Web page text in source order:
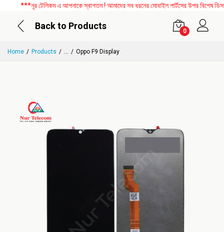
***নূর টেলিকম এ আপনাকে স্বাগতম ! আমাদের সব ধরনের মোবাইল পার্টসের উপর বিশেষ
Back to Products
0
Home Products ... Oppo F9 Display